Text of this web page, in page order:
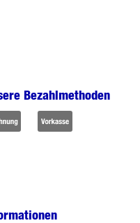
Bezahlmethoden